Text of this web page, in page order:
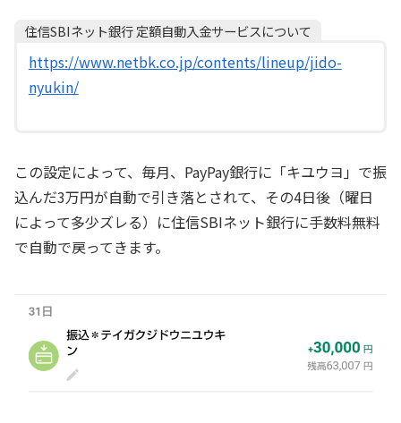
住信SBIネット銀行 定額自動入金サービスについて
https://www.netbk.co.jp/contents/lineup/jido-
nyukin/
この設定によって、毎月、PayPay銀行に「キユウヨ」で振
込んだ3万円が自動で引き落とされて、その4日後（曜日
によって多少ズレる）に住信SBIネット銀行に手数料無料
で自動で戻ってきます。